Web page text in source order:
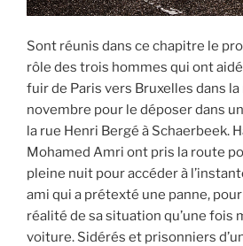
Sont réunis dans ce chapitre le
rôle des trois hommes qui ont
fuir de Paris vers Bruxelles dans
novembre pour le déposer dans
la rue Henri Bergé à Schaerbeek.
Mohamed Amri ont pris la route
pleine nuit pour accéder à
ami qui a prétexté une panne,
réalité de sa situation qu’une fois
voiture. Sidérés et prisonniers